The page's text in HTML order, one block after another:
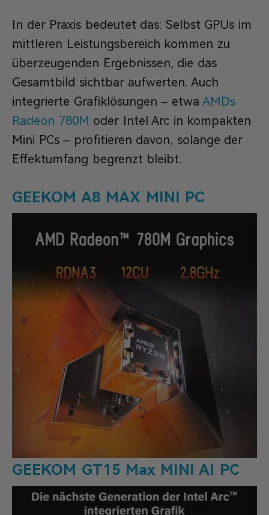
In der Praxis bedeutet das: Selbst GPUs im
mittleren Leistungsbereich kommen zu
überzeugenden Ergebnissen, die das
Gesamtbild sichtbar aufwerten. Auch
integrierte Grafiklösungen – etwa AMDs
Radeon 780M oder Intel Arc in kompakten
Mini PCs – profitieren davon, solange der
Effektumfang begrenzt bleibt.
GEEKOM A8 MAX MINI PC
GEEKOM GT15 Max MINI AI PC